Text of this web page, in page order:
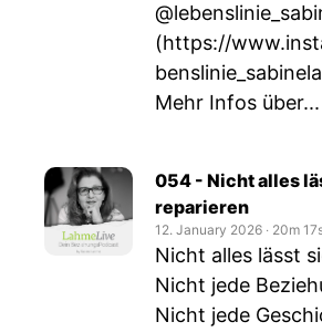
(https://
Mehr Infos über...
054 - Nicht alles
reparieren
12. January 2026 ‧ 20m
Nicht alles lässt
Nicht jede
Nicht jede